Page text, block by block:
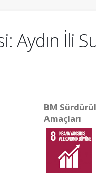
Aydın İli
BM
Amaçları